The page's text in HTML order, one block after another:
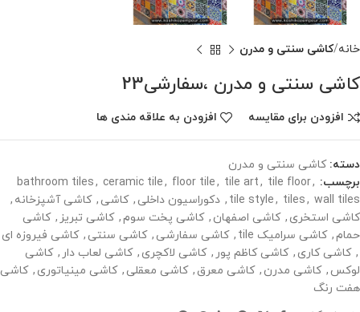
خانه کاشی سنتی و مدرن
کاشی سنتی و مدرن ،سفارشی23
افزودن برای مقایسه افزودن به علاقه مندی ها
دسته: کاشی سنتی و مدرن
برچسب:
bathroom tiles, ceramic tile, floor tile, tile art, tile floor,
tile style, tiles, wall tiles
, دکوراسیون داخلی , کاشی , کاشی آشپزخانه ,
کاشی استخری , کاشی اصفهان , کاشی پخت سوم, کاشی تبریز , کاشی
حمام, کاشی سرامیک tile , کاشی سفارشی , کاشی سنتی , کاشی فیروزه ای
, کاشی کاری , کاشی کاظم پور , کاشی لاکچری , کاشی لعاب دار , کاشی
لوکس , کاشی مدرن , کاشی معرق, کاشی معقلی , کاشی مینیاتوری , کاشی
هفت رنگ